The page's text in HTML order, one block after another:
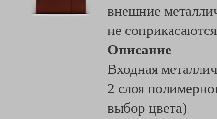
внешние
не
Описание
Входная
2 слоя
выбор цвета)